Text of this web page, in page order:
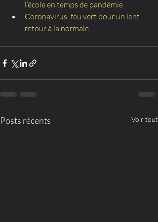
l’école en temps de pandémie
Coronavirus: feu vert pour un lent
retour à la normale
Posts récents Voir tout